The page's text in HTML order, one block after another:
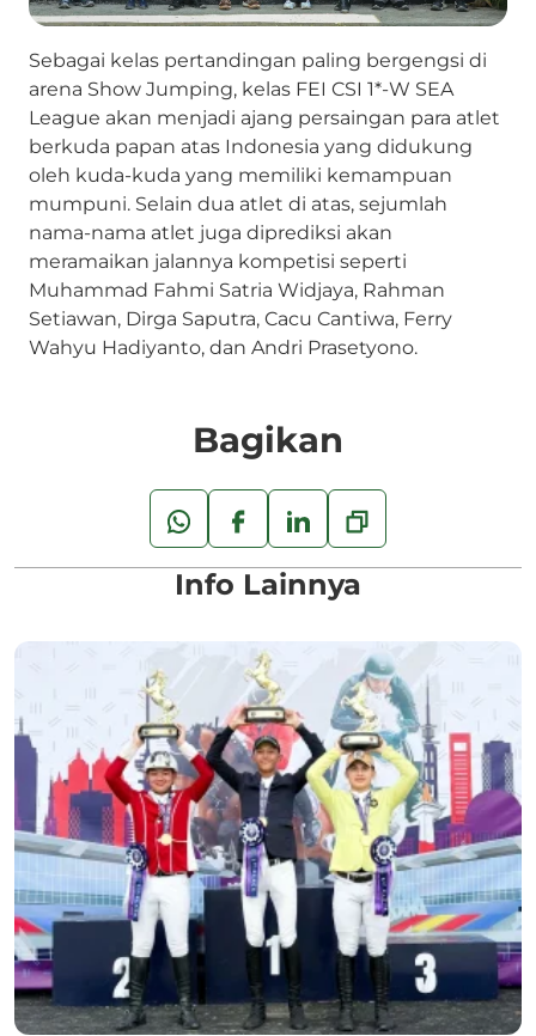
Sebagai kelas pertandingan paling bergengsi di
arena Show Jumping, kelas FEI CSI 1*-W SEA
League akan menjadi ajang persaingan para atlet
berkuda papan atas Indonesia yang didukung
oleh kuda-kuda yang memiliki kemampuan
mumpuni. Selain dua atlet di atas, sejumlah
nama-nama atlet juga diprediksi akan
meramaikan jalannya kompetisi seperti
Muhammad Fahmi Satria Widjaya, Rahman
Setiawan, Dirga Saputra, Cacu Cantiwa, Ferry
Wahyu Hadiyanto, dan Andri Prasetyono.
Bagikan
Info Lainnya